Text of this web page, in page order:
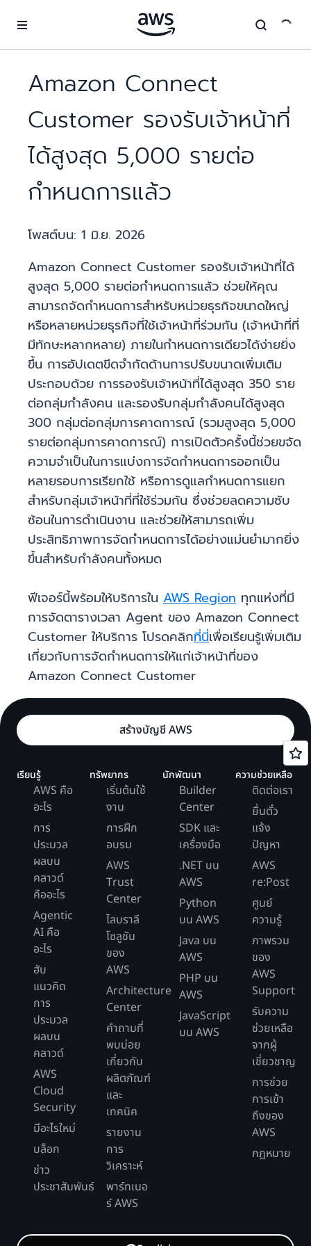
Amazon Connect
Customer รองรับเจ้าหน้าที่
ได้สูงสุด 5,000 รายต่อ
กำหนดการแล้ว
โพสต์บน: 1 มิ.ย. 2026
Amazon Connect Customer รองรับเจ้าหน้าที่ได้
สูงสุด 5,000 รายต่อกำหนดการแล้ว ช่วยให้คุณ
สามารถจัดกำหนดการสำหรับหน่วยธุรกิจขนาดใหญ่
หรือหลายหน่วยธุรกิจที่ใช้เจ้าหน้าที่ร่วมกัน (เจ้าหน้าที่ที่
มีทักษะหลากหลาย) ภายในกำหนดการเดียวได้ง่ายยิ่ง
ขึ้น การอัปเดตขีดจำกัดด้านการปรับขนาดเพิ่มเติม
ประกอบด้วย การรองรับเจ้าหน้าที่ได้สูงสุด 350 ราย
ต่อกลุ่มกำลังคน และรองรับกลุ่มกำลังคนได้สูงสุด
300 กลุ่มต่อกลุ่มการคาดการณ์ (รวมสูงสุด 5,000
รายต่อกลุ่มการคาดการณ์) การเปิดตัวครั้งนี้ช่วยขจัด
ความจำเป็นในการแบ่งการจัดกำหนดการออกเป็น
หลายรอบการเรียกใช้ หรือการดูแลกำหนดการแยก
สำหรับกลุ่มเจ้าหน้าที่ที่ใช้ร่วมกัน ซึ่งช่วยลดความซับ
ซ้อนในการดำเนินงาน และช่วยให้สามารถเพิ่ม
ประสิทธิภาพการจัดกำหนดการได้อย่างแม่นยำมากยิ่ง
ขึ้นสำหรับกำลังคนทั้งหมด
ฟีเจอร์นี้พร้อมให้บริการใน AWS Region ทุกแห่งที่มี
การจัดตารางเวลา Agent ของ Amazon Connect
Customer ให้บริการ โปรดคลิกที่นี่เพื่อเรียนรู้เพิ่มเติม
เกี่ยวกับการจัดกำหนดการให้แก่เจ้าหน้าที่ของ
Amazon Connect Customer
สร้างบัญชี AWS
เรียนรู้
AWS คือ
อะไร
การ
ประมวล
ผลบน
คลาวด์
คืออะไร
Agentic
AI คือ
อะไร
ฮับ
แนวคิด
การ
ประมวล
ผลบน
คลาวด์
AWS
Cloud
Security
มีอะไรใหม่
บล็อก
ข่าว
ประชาสัมพันธ์
ทรัพยากร
เริ่มต้นใช้
งาน
การฝึก
อบรม
AWS
Trust
Center
ไลบราลี
โซลูชัน
ของ
AWS
Architecture
Center
คำถามที่
พบบ่อย
เกี่ยวกับ
ผลิตภัณฑ์
และ
เทคนิค
รายงาน
การ
วิเคราะห์
พาร์ทเนอ
ร์ AWS
นักพัฒนา
Builder
Center
SDK และ
เครื่องมือ
.NET บน
AWS
Python
บน AWS
Java บน
AWS
PHP บน
AWS
JavaScript
บน AWS
ความช่วยเหลือ
ติดต่อเรา
ยื่นตั๋ว
แจ้ง
ปัญหา
AWS
re:Post
ศูนย์
ความรู้
ภาพรวม
ของ
AWS
Support
รับความ
ช่วยเหลือ
จากผู้
เชี่ยวชาญ
การช่วย
การเข้า
ถึงของ
AWS
กฎหมาย